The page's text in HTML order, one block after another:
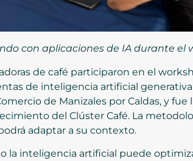
con aplicaciones de IA durante el
de café participaron en el
de inteligencia artificial
de Manizales por Caldas, y fue
del Clúster Café. La
adaptar a su contexto.
la inteligencia artificial puede